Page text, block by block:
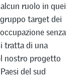
ruolo in quei
target dei
senza
tratta di una
nostro progetto
del sud